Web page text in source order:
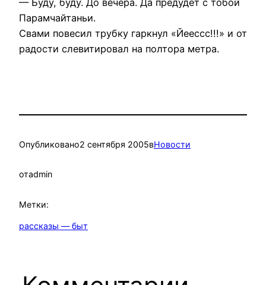
— Буду, буду. До вечера. Да предудет с тобой
Парамчайтаньи.
Свами повесил трубку гаркнул «Йеессс!!!» и от
радости слевитировал на полтора метра.
Опубликовано2 сентября 2005вНовости
отadmin
Метки:
рассказы — быт